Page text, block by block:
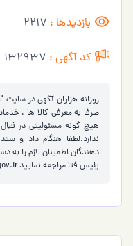
بازدیدها : 2217
کد آگهی : 132937
روزانه هزاران آگهی در
صرفا به معرفی کالا ها ،
هیچ گونه مسئولیتی در
ندارد.لطفا هنگام داد و
دهندگان اطمینان لازم را
پلیس فتا مراجعه نمایید